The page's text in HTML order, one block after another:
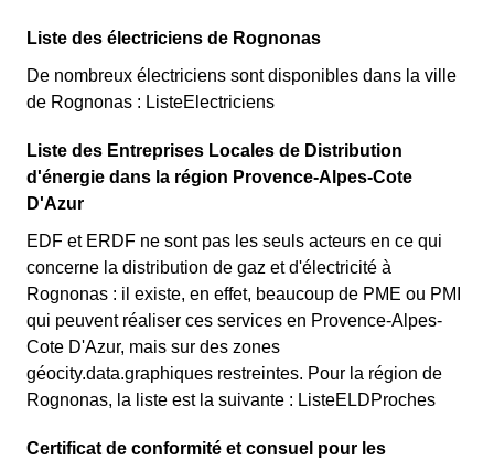
Liste des électriciens de Rognonas
De nombreux électriciens sont disponibles dans la ville
de Rognonas : ListeElectriciens
Liste des Entreprises Locales de Distribution
d'énergie dans la région Provence-Alpes-Cote
D'Azur
EDF et ERDF ne sont pas les seuls acteurs en ce qui
concerne la distribution de gaz et d'électricité à
Rognonas : il existe, en effet, beaucoup de PME ou PMI
qui peuvent réaliser ces services en Provence-Alpes-
Cote D'Azur, mais sur des zones
géocity.data.graphiques restreintes. Pour la région de
Rognonas, la liste est la suivante : ListeELDProches
Certificat de conformité et consuel pour les